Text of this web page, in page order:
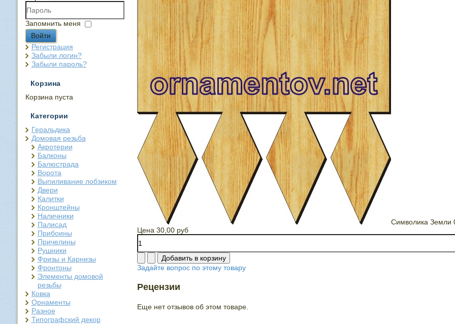
Запомнить меня
Войти
Регистрация
Забыли логин?
Забыли пароль?
Корзина
Корзина пуста
Категории
Геральдика
Домовая резьба
Акротерии
Балконы
Балюстрада
Ворота
Выпиливание лобзиком
Двери
Калитки
Кронштейны
Наличники
Палисад
Прибоины
Причелины
Рушники
Фризы и Карнизы
Фронтоны
Элементы домовой
резьбы
Ковка
Орнаменты
Разное
Типографский декор
Символика Земли
Цена 30,00 руб
Задайте вопрос по этому товару
Рецензии
Еще нет отзывов об этом товаре.